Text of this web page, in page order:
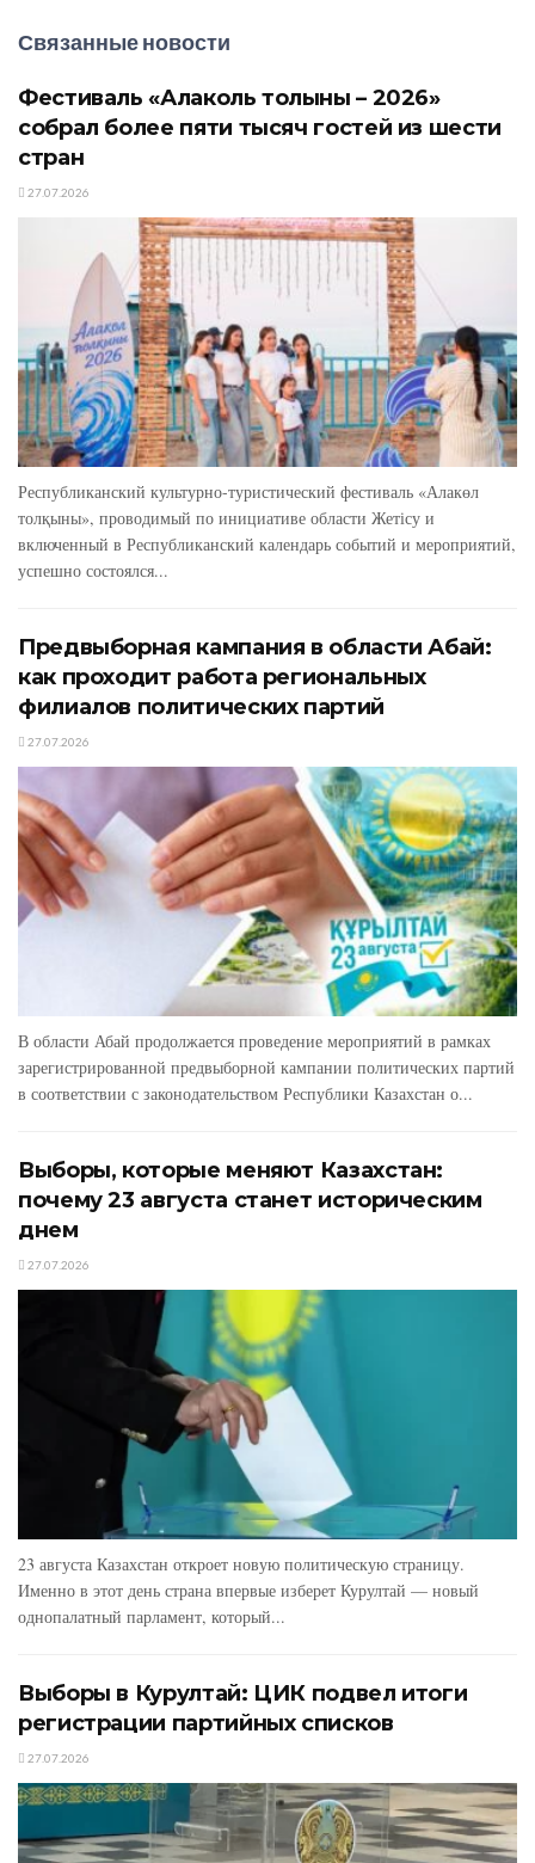
Связанные новости
Фестиваль «Алаколь толқыны – 2026»
собрал более пяти тысяч гостей из шести
стран
27.07.2026
Республиканский культурно-туристический фестиваль «Алакөл
толқыны», проводимый по инициативе области Жетісу и
включенный в Республиканский календарь событий и мероприятий,
успешно состоялся...
Предвыборная кампания в области Абай:
как проходит работа региональных
филиалов политических партий
27.07.2026
В области Абай продолжается проведение мероприятий в рамках
зарегистрированной предвыборной кампании политических партий
в соответствии с законодательством Республики Казахстан о...
Выборы, которые меняют Казахстан:
почему 23 августа станет историческим
днем
27.07.2026
23 августа Казахстан откроет новую политическую страницу.
Именно в этот день страна впервые изберет Курултай — новый
однопалатный парламент, который...
Выборы в Курултай: ЦИК подвел итоги
регистрации партийных списков
27.07.2026